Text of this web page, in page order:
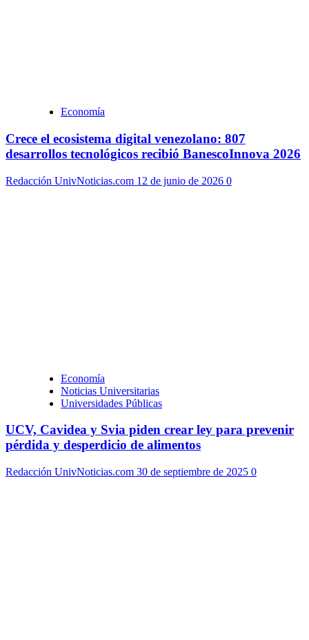
Economía
Crece el ecosistema digital venezolano: 807
desarrollos tecnológicos recibió BanescoInnova 2026
Redacción UnivNoticias.com 12 de junio de 2026 0
Economía
Noticias Universitarias
Universidades Públicas
UCV, Cavidea y Svia piden crear ley para prevenir
pérdida y desperdicio de alimentos
Redacción UnivNoticias.com 30 de septiembre de 2025 0